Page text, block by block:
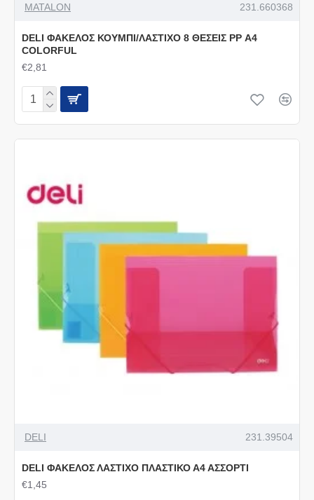
MATALON 231.660368
DELI ΦΑΚΕΛΟΣ ΚΟΥΜΠΙ/ΛΑΣΤΙΧΟ 8 ΘΕΣΕΙΣ PP Α4
COLORFUL
€2,81
DELI 231.39504
DELI ΦΑΚΕΛΟΣ ΛΑΣΤΙΧΟ ΠΛΑΣΤΙΚΟ Α4 ΑΣΣΟΡΤΙ
€1,45